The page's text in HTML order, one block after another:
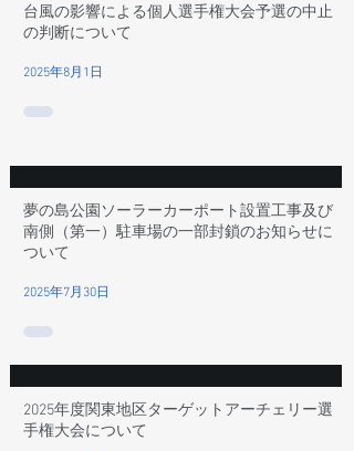
台風の影響による個人選手権大会予選の中止
の判断について
2025年8月1日
夢の島公園ソーラーカーポート設置工事及び
南側（第一）駐車場の一部封鎖のお知らせに
ついて
2025年7月30日
2025年度関東地区ターゲットアーチェリー選
手権大会について